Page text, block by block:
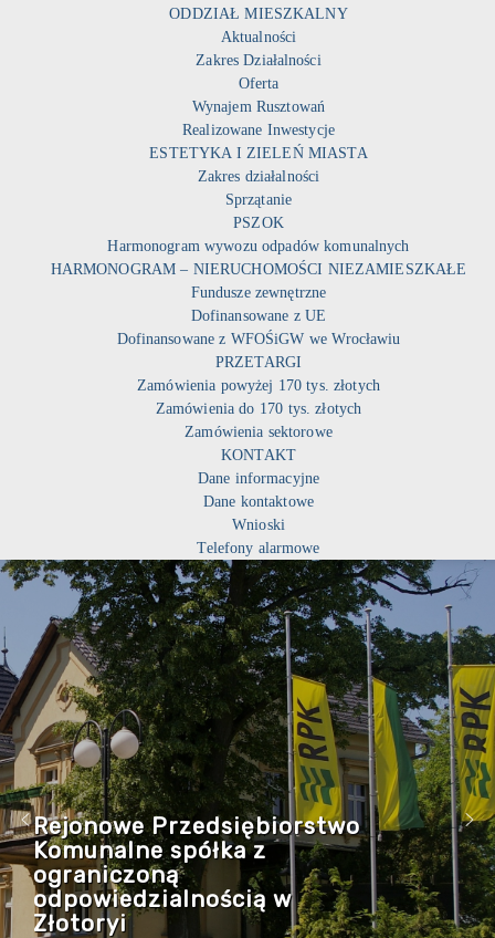
ODDZIAŁ MIESZKALNY
Aktualności
Zakres Działalności
Oferta
Wynajem Rusztowań
Realizowane Inwestycje
ESTETYKA I ZIELEŃ MIASTA
Zakres działalności
Sprzątanie
PSZOK
Harmonogram wywozu odpadów komunalnych
HARMONOGRAM – NIERUCHOMOŚCI NIEZAMIESZKAŁE
Fundusze zewnętrzne
Dofinansowane z UE
Dofinansowane z WFOŚiGW we Wrocławiu
PRZETARGI
Zamówienia powyżej 170 tys. złotych
Zamówienia do 170 tys. złotych
Zamówienia sektorowe
KONTAKT
Dane informacyjne
Dane kontaktowe
Wnioski
Telefony alarmowe
Rejonowe Przedsiębiorstwo
Komunalne spółka z
ograniczoną
odpowiedzialnością w
Złotoryi